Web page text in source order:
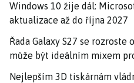
Windows 10 žije dál:
aktualizace až do října 2027
Řada Galaxy S27 se
může být ideálním mixem
Nejlepším 3D tiskárnám